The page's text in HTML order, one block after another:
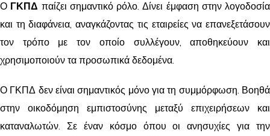
Ο ΓΚΠΔ παίζει σημαντικό ρόλο. Δίνει έμφαση στην λογοδοσία
και τη διαφάνεια, αναγκάζοντας τις εταιρείες να επανεξετάσουν
τον τρόπο με τον οποίο συλλέγουν, αποθηκεύουν και
χρησιμοποιούν τα προσωπικά δεδομένα.
Ο ΓΚΠΔ δεν είναι σημαντικός μόνο για τη συμμόρφωση. Βοηθά
στην οικοδόμηση εμπιστοσύνης μεταξύ επιχειρήσεων και
καταναλωτών. Σε έναν κόσμο όπου οι ανησυχίες για την